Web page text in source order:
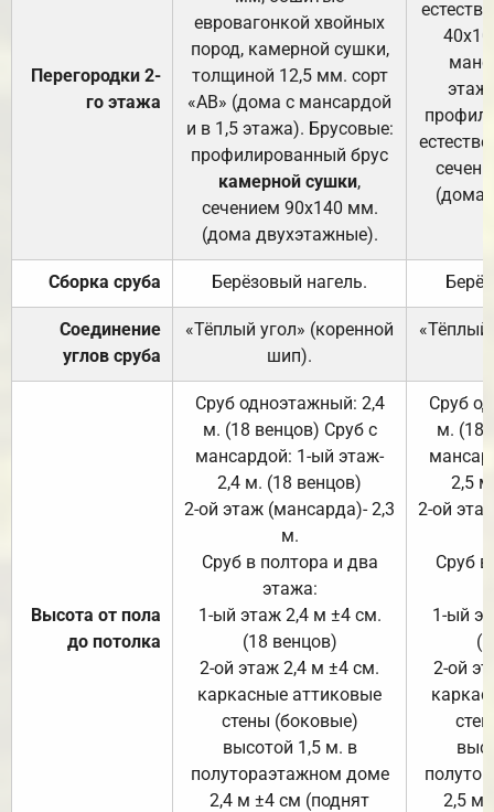
Перегородки 2-
го этажа
евровагонкой хвойных
пород, камерной сушки,
толщиной 12,5 мм. сорт
«АВ» (дома с мансардой
и в 1,5 этажа). Брусовые:
профилированный брус
камерной сушки,
сечением 90х140 мм.
(дома двухэтажные).
(дома
Сборка сруба Берёзовый нагель.
Соединение
углов сруба
«Тёплый угол» (коренной
шип).
«Тёплый
Высота от пола
до потолка
Сруб одноэтажный: 2,4
м. (18 венцов) Сруб с
мансардой: 1-ый этаж-
2,4 м. (18 венцов)
2-ой этаж (мансарда)- 2,3
м.
Сруб в полтора и два
этажа:
1-ый этаж 2,4 м ±4 см.
(18 венцов)
2-ой этаж 2,4 м ±4 см.
каркасные аттиковые
стены (боковые)
высотой 1,5 м. в
полутораэтажном доме
2,4 м ±4 см (поднят
Сруб
м. (18
2,5
2-ой
Сруб
1-ый
2-ой
2,5 м